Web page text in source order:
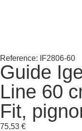
Reference: IF2806-60
Guide
Line 60
Fit,
75,53 €